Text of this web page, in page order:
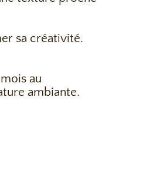
sa créativité.
au
ambiante.